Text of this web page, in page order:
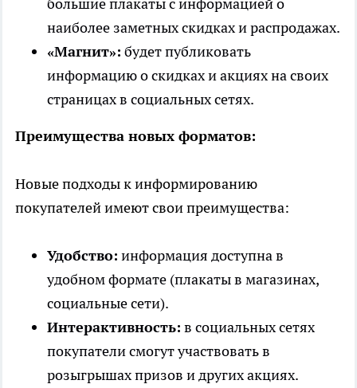
наиболее заметных скидках и распродажах.
«Магнит»: будет публиковать
информацию о скидках и акциях на своих
страницах в социальных сетях.
Преимущества новых форматов:
Новые подходы к информированию
покупателей имеют свои преимущества:
Удобство: информация доступна в
удобном формате (плакаты в магазинах,
социальные сети).
Интерактивность: в социальных сетях
покупатели смогут участвовать в
розыгрышах призов и других акциях.